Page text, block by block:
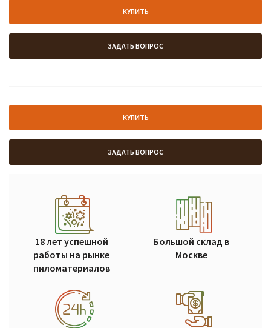
КУПИТЬ
ЗАДАТЬ ВОПРОС
КУПИТЬ
ЗАДАТЬ ВОПРОС
18 лет успешной
работы на рынке
пиломатериалов
Большой склад в
Москве